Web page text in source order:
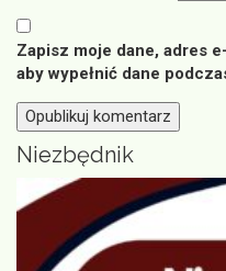
Zapisz moje dane, adres
aby wypełnić dane
Niezbędnik